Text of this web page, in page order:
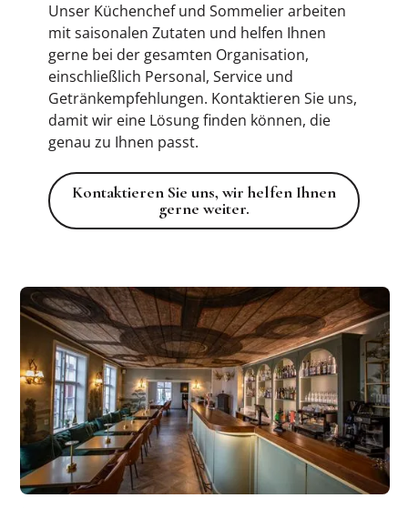
Unser Küchenchef und Sommelier arbeiten
mit saisonalen Zutaten und helfen Ihnen
gerne bei der gesamten Organisation,
einschließlich Personal, Service und
Getränkempfehlungen. Kontaktieren Sie uns,
damit wir eine Lösung finden können, die
genau zu Ihnen passt.
Kontaktieren Sie uns, wir helfen
Kontaktieren Sie uns, wir helfen Ihnen
gerne weiter.